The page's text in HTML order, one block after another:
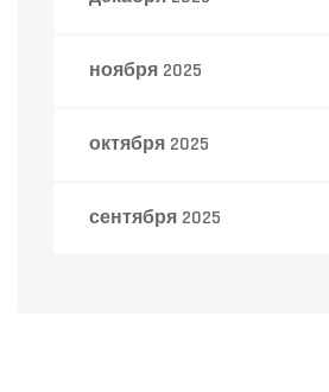
ноября 2025
октября 2025
сентября 2025